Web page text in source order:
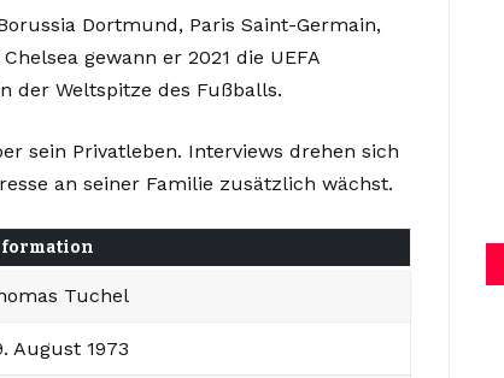
Dortmund, Paris Saint-Germain,
gewann er 2021 die UEFA
der Weltspitze des Fußballs.
sein Privatleben. Interviews drehen sich
an seiner Familie zusätzlich wächst.
Tuchel
August 1973